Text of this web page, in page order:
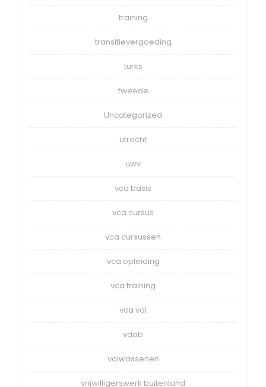
training
transitievergoeding
turks
tweede
Uncategorized
utrecht
uwv
vca basis
vca cursus
vca cursussen
vca opleiding
vca training
vca vol
vdab
volwassenen
vrijwilligerswerk buitenland